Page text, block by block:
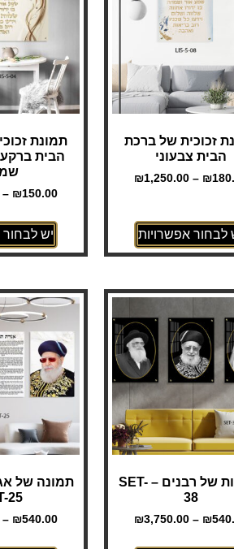
זכוכית של ברכת
הבית צבעוני
₪
–
₪1,250.00
לבחור אפשרויות
תמונת
הבית
₪150.00
–
יש לבחור
תמונות של רבנים – SET-
38
₪
–
₪3,750.00
תמונה של
25
₪540.00
–